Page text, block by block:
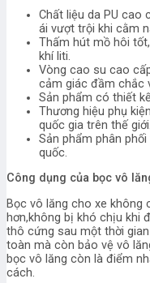
Chất liệu da PU cao
ái vượt trội khi cằm
Thấm hút mồ hôi
khí liti.
Vòng cao su cao
cảm giác đầm chắc
Sản phẩm có thiết
Thương hiệu phụ
quốc gia trên thế giới.
Sản phẩm phân
quốc.
Công dụng của bọc vô
Bọc vô lăng cho xe không
hơn,không bị khó chịu khi
thô cứng sau một thời
toàn mà còn bảo vệ vô
bọc vô lăng còn là điểm
cách.